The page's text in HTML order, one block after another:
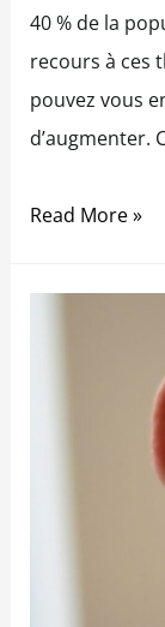
40 % de la
recours à ces
pouvez vous
d’augmenter.
Read More »